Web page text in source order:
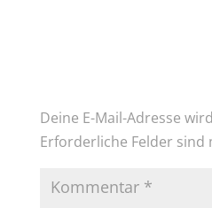
Deine E-Mail-Adresse
Erforderliche Felder sind